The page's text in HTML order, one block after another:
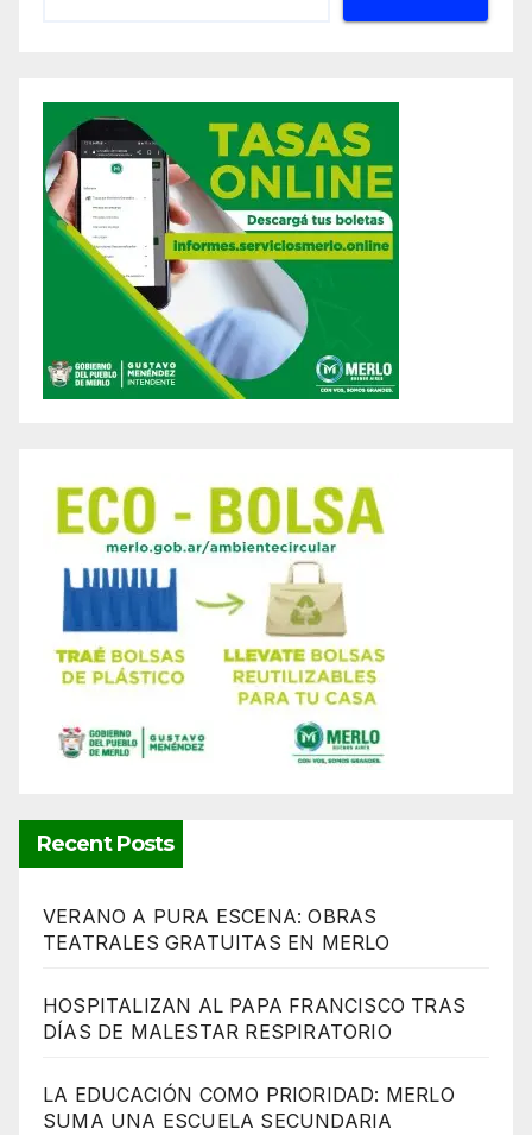
Recent Posts
VERANO A PURA ESCENA: OBRAS
TEATRALES GRATUITAS EN MERLO
HOSPITALIZAN AL PAPA FRANCISCO TRAS
DÍAS DE MALESTAR RESPIRATORIO
LA EDUCACIÓN COMO PRIORIDAD: MERLO
SUMA UNA ESCUELA SECUNDARIA